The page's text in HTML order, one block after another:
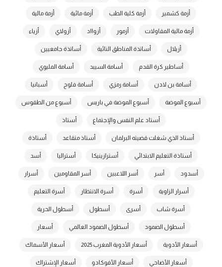
أزمة كشمير أزمة كلية الطب أزمة مائية أزمة مالية
أزمة مالية المقاولات أزمور أزوااد أزولاي أزياء
أزيلال أساتذة المناطق النائية أساتذة جامعيين
أساطير كرة القدم أسامة السيبد أسامة المليوي
أسامة بن لادن أسامة رمزي أسامة فلوح أسبانيا
أسبوع الموضة أسبوع الموضة في باريس أسبوع من الطقوس
أستاد علم النفس والإجتماع أستاذ
أستاذ الذي شغلت قضيته البرلمان أستاذ متقاعد أستاذة
أستاذة التعليم الابتدائي أسترازينيكا أستراليا أسد
أسدود أسر أسر اللاعبين أسر المقاومين أسرار
أسرار الزاوية أسرة أسرة الانتظار أسرة التعليم
أسرة شاب أسرى أسطول أسطول الحرية
أسطول الصمود أسطول الصمود العالمي أسعار
أسعار الأدوية أسعار الأدوية المغرب 2025 أسعار الأسماك
أسعار الأضاحي أسعار الأفوكادو أسعار الإشتراك